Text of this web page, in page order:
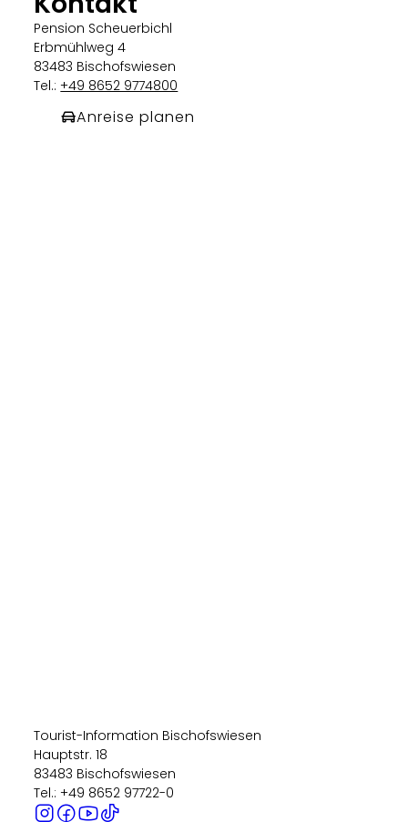
Pension Scheuerbichl
Erbmühlweg 4
83483 Bischofswiesen
Tel.:+49 8652 9774800
Anreise planen
Tourist-Information Bischofswiesen
Hauptstr. 18
83483 Bischofswiesen
Tel.: +49 8652 97722-0